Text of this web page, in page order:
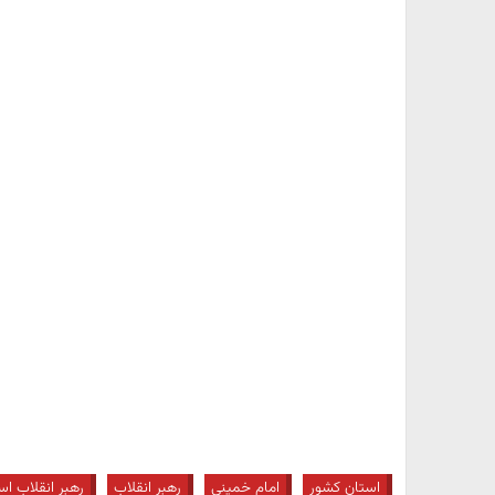
استان کشور امام خمینی رهبر انقلاب رهبر انقلاب